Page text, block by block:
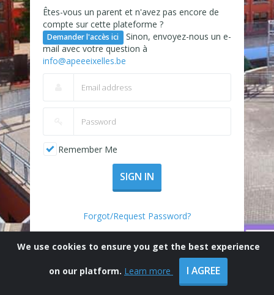
Êtes-vous un parent et n'avez pas encore de
compte sur cette plateforme ?
Demander l'accès ici
Sinon, envoyez-nous un e-
mail avec votre question à
info@apeeeixelles.be
Remember Me
SIGN IN
Forgot/Request Password?
We use cookies to ensure you get the best experience
on our platform. Learn more I AGREE